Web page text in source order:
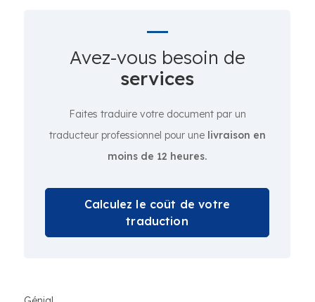
Avez-vous besoin de
services
Faites traduire votre document par un
traducteur professionnel pour une livraison en
moins de 12 heures.
Calculez le coût de votre
traduction